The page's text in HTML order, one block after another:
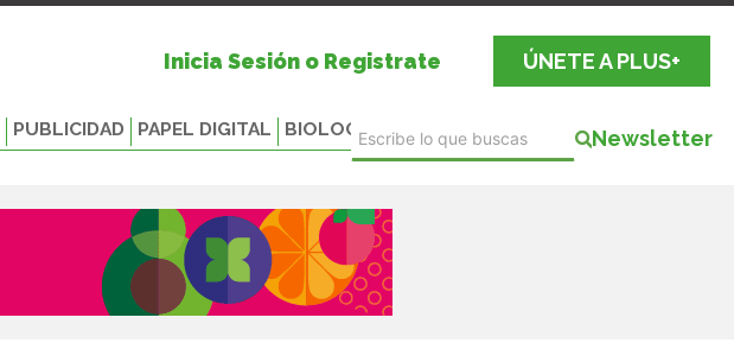
Inicia Sesión o Registrate ÚNETE A PLUS+
PUBLICIDAD PAPEL DIGITAL BIOLOGICALS Newsletter